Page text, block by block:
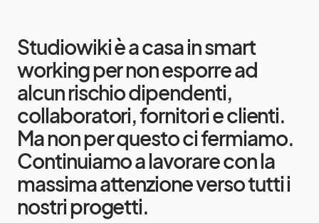
Studiowiki è a casa in smart
working per non esporre ad
alcun rischio dipendenti,
collaboratori, fornitori e clienti.
Ma non per questo ci fermiamo.
Continuiamo a lavorare con la
massima attenzione verso tutti i
nostri progetti.